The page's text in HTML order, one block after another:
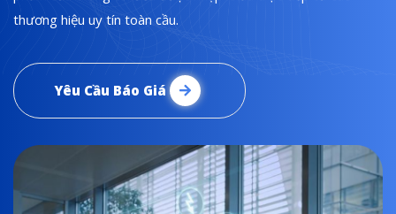
thương hiệu uy tín toàn cầu.
Yêu Cầu Báo Giá